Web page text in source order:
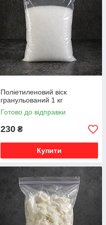
Поліетиленовий віск
гранульований 1 кг
Готово до відправки
230 ₴
Купити